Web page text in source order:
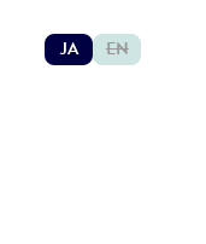
JA EN